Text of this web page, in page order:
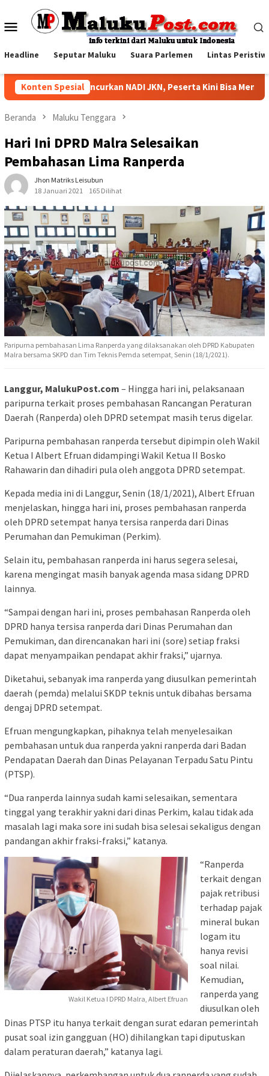
konten
Menu
Headline Seputar Maluku Suara Parlemen Lintas
Konten Spesial
Kesehatan Luncurkan NADI JKN, Peserta Kini Bisa Menabung
Beranda Maluku Tenggara
Hari Ini DPRD Malra Selesaikan
Pembahasan Lima Ranperda
Jhon Matriks Leisubun
18 Januari 2021
165 Dilihat
Paripurna pembahasan Lima Ranperda yang dilaksanakan oleh DPRD Kabupaten
Malra bersama SKPD dan Tim Teknis Pemda setempat, Senin (18/1/2021).
Langgur, MalukuPost.com – Hingga hari ini, pelaksanaan
paripurna terkait proses pembahasan Rancangan Peraturan
Daerah (Ranperda) oleh DPRD setempat masih terus digelar.
Paripurna pembahasan ranperda tersebut dipimpin oleh Wakil
Ketua I Albert Efruan didampingi Wakil Ketua II Bosko
Rahawarin dan dihadiri pula oleh anggota DPRD setempat.
Kepada media ini di Langgur, Senin (18/1/2021), Albert Efruan
menjelaskan, hingga hari ini, proses pembahasan ranperda
oleh DPRD setempat hanya tersisa ranperda dari Dinas
Perumahan dan Pemukiman (Perkim).
Selain itu, pembahasan ranperda ini harus segera selesai,
karena mengingat masih banyak agenda masa sidang DPRD
lainnya.
“Sampai dengan hari ini, proses pembahasan Ranperda oleh
DPRD hanya tersisa ranperda dari Dinas Perumahan dan
Pemukiman, dan direncanakan hari ini (sore) setiap fraksi
dapat menyampaikan pendapat akhir fraksi,” ujarnya.
Diketahui, sebanyak ima ranperda yang diusulkan pemerintah
daerah (pemda) melalui SKDP teknis untuk dibahas bersama
dengaj DPRD setempat.
Efruan mengungkapkan, pihaknya telah menyelesaikan
pembahasan untuk dua ranperda yakni ranperda dari Badan
Pendapatan Daerah dan Dinas Pelayanan Terpadu Satu Pintu
(PTSP).
“Dua ranperda lainnya sudah kami selesaikan, sementara
tinggal yang terakhir yakni dari dinas Perkim, kalau tidak ada
masalah lagi maka sore ini sudah bisa selesai sekaligus dengan
pandangan akhir fraksi-fraksi,” katanya.
Wakil Ketua I DPRD Malra, Albert Efruan
“Ranperda
terkait dengan
pajak retribusi
terhadap pajak
mineral bukan
logam itu
hanya revisi
soal nilai.
Kemudian,
ranperda yang
diusulkan oleh
Dinas PTSP itu hanya terkait dengan surat edaran pemerintah
pusat soal izin gangguan (HO) dihilangkan tapi diputuskan
dalam peraturan daerah,” katanya lagi.